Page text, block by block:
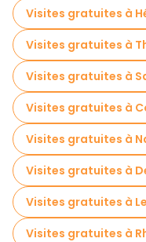
Jeux d'évasion en
Croisières en Athènes
Musées en Athènes
Visite gratuite de la
Visites de marchés
Visites de
Excursions d'une
Visites gratuites à
Visites gratuites à
Visites gratuites à
Visites gratuites à
Visites gratuites à
Visites gratuites à
Visites gratuites à
Visites gratuites à